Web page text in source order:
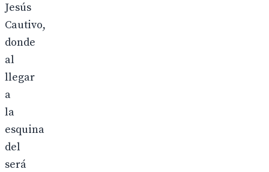
Jesús
Cautivo,
donde
al
llegar
a
la
esquina
del
será